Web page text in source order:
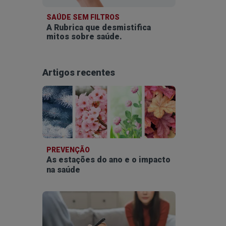
SAÚDE SEM FILTROS
A Rubrica que desmistifica
mitos sobre saúde.
Artigos recentes
PREVENÇÃO
As estações do ano e o impacto
na saúde